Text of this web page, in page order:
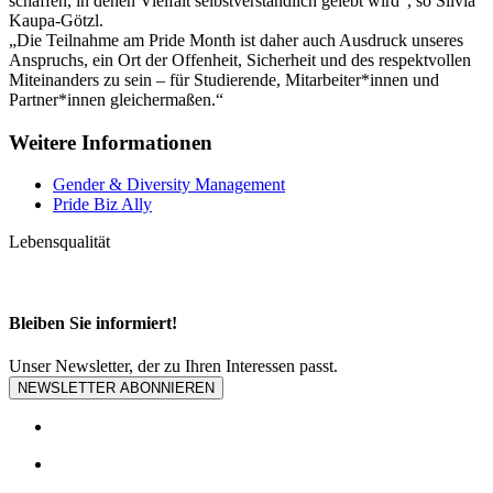
Kaupa-Götzl.
„Die Teilnahme am Pride Month ist daher auch Ausdruck unseres
Anspruchs, ein Ort der Offenheit, Sicherheit und des respektvollen
Miteinanders zu sein – für Studierende, Mitarbeiter*innen und
Partner*innen gleichermaßen.“
Weitere Informationen
Gender & Diversity Management
Pride Biz Ally
Lebensqualität
Bleiben Sie informiert!
Unser Newsletter, der zu Ihren Interessen passt.
NEWSLETTER ABONNIEREN